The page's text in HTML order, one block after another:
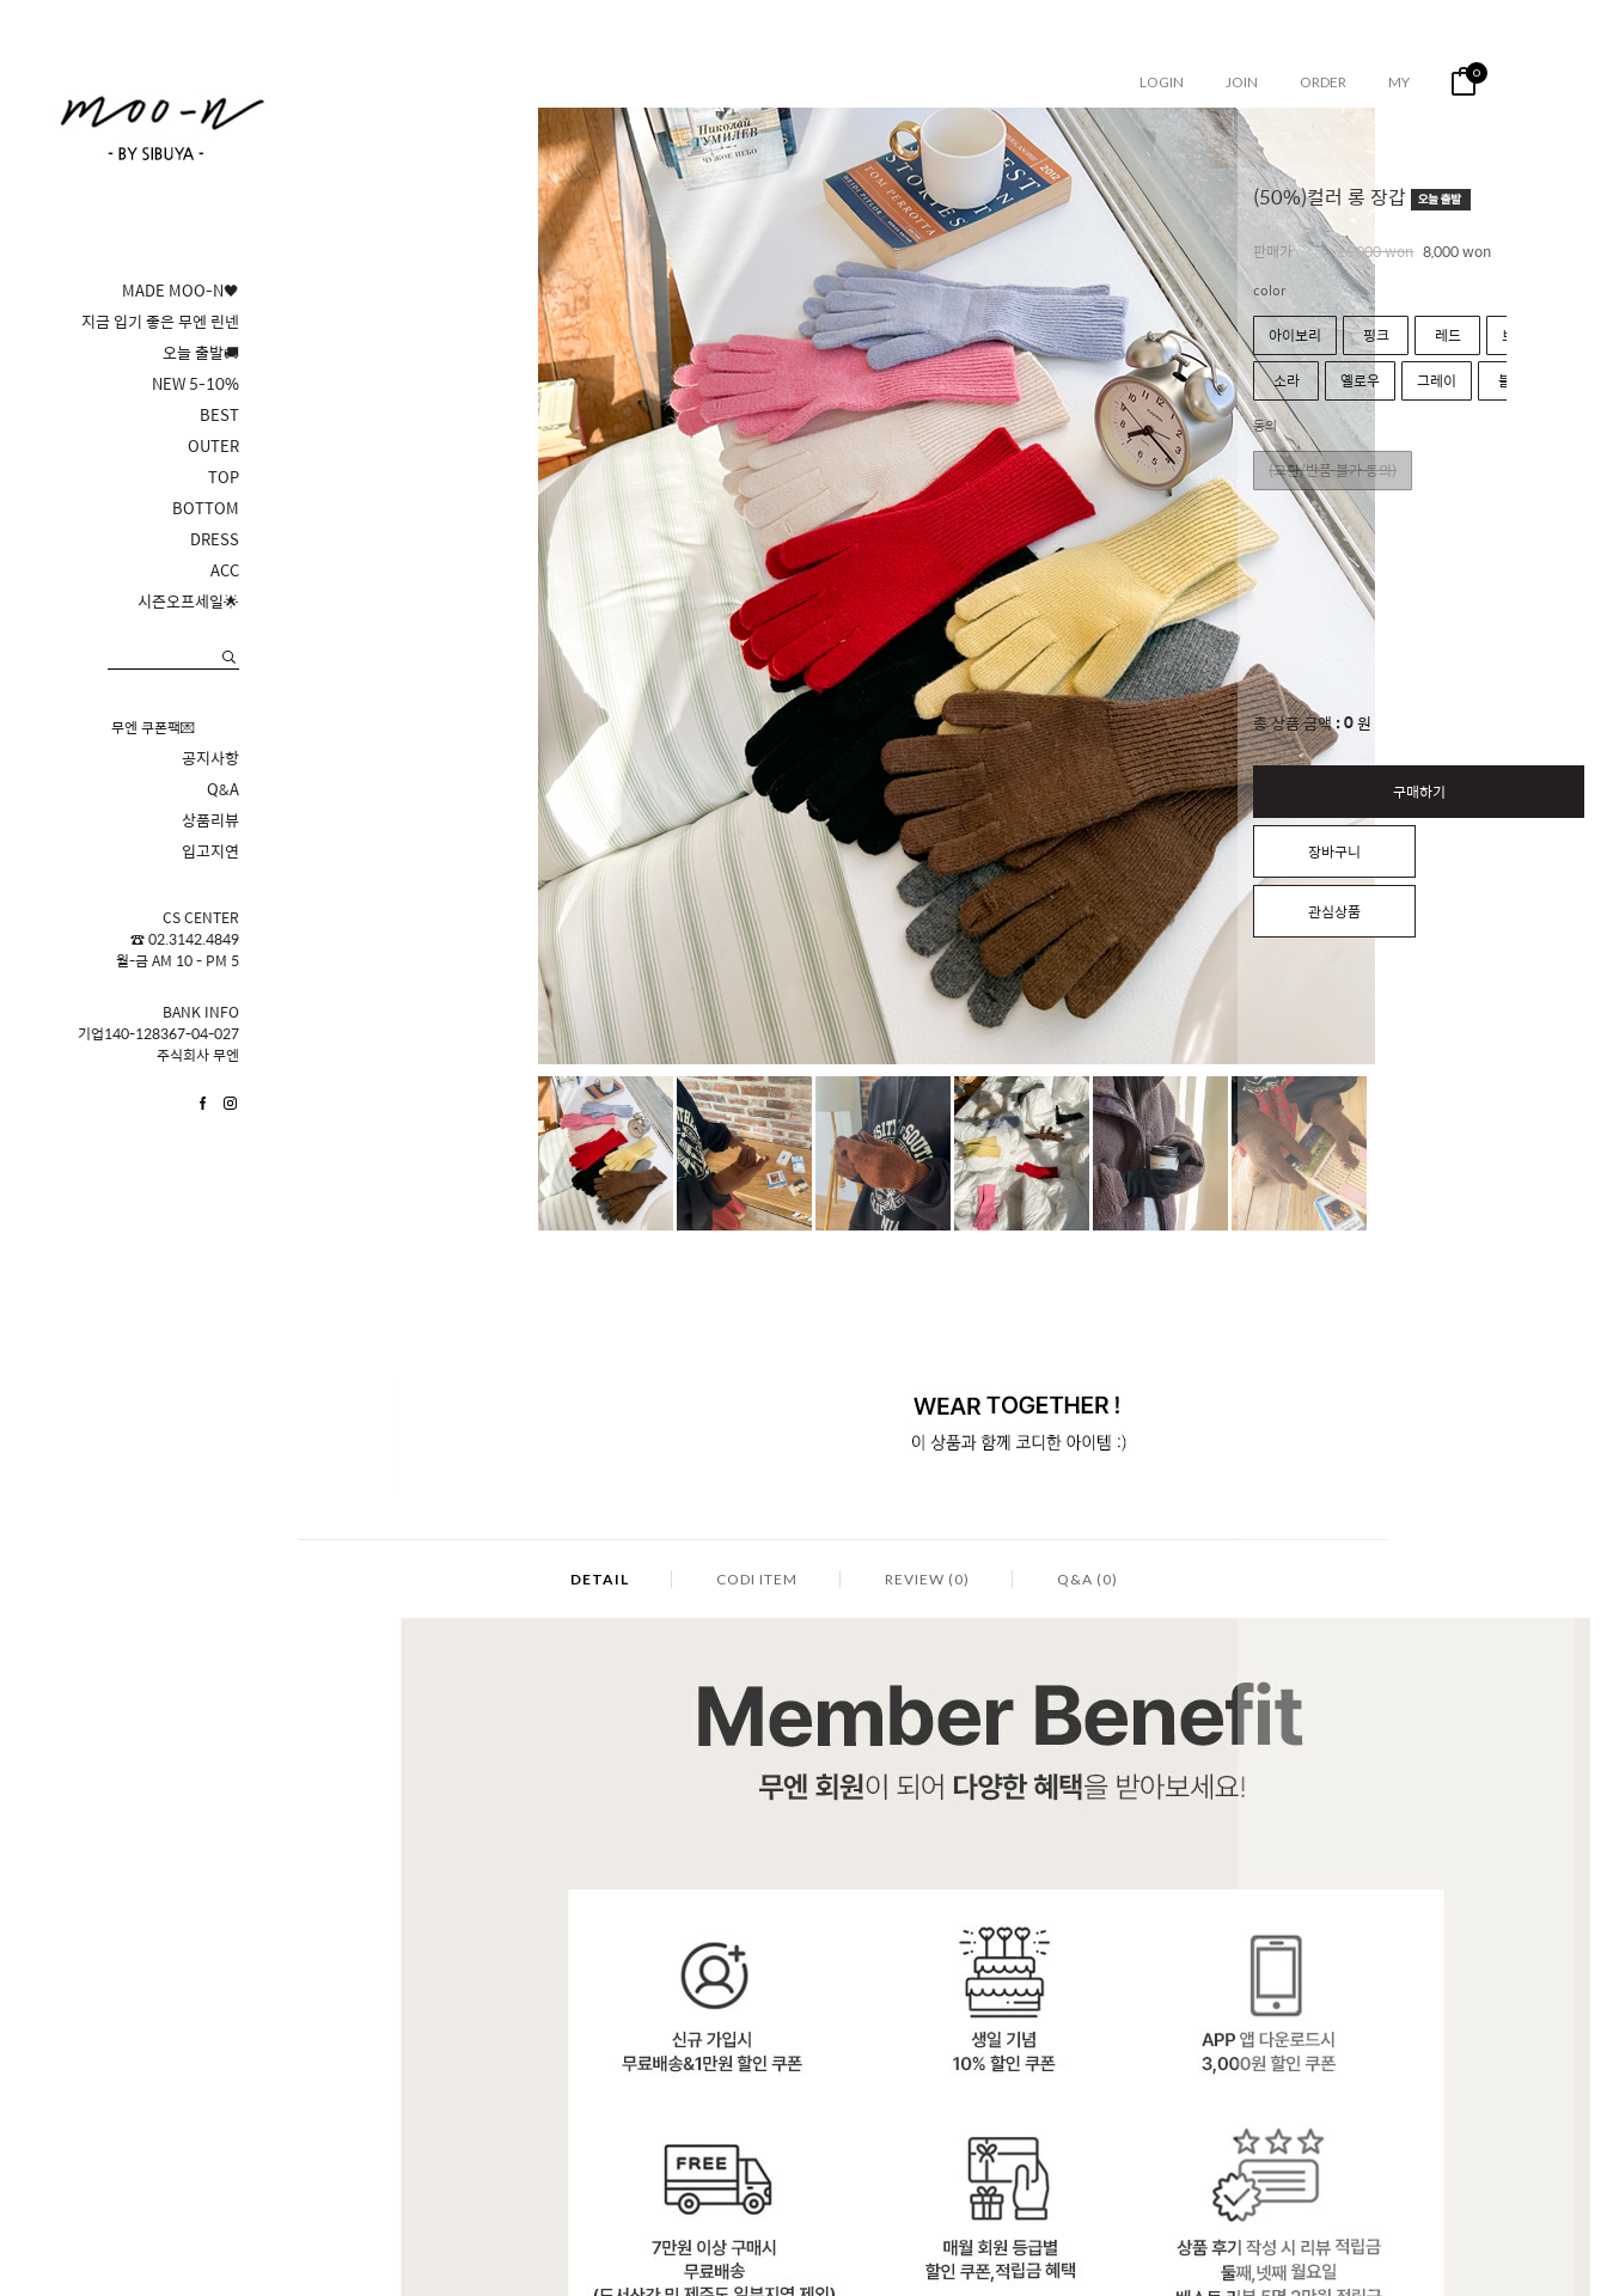
LOGIN JOIN ORDER MY 0
MADE MOO-N🖤
지금 입기 좋은 무엔 린넨
오늘 출발🚚
NEW 5-10%
BEST
OUTER
TOP
BOTTOM
DRESS
ACC
시즌오프세일🌟
무엔 쿠폰팩💌
공지사항
Q&A
상품리뷰
입고지연
CS CENTER
☎ 02.3142.4849
월-금 AM 10 - PM 5
BANK INFO
기업140-128367-04-027
주식회사 무엔
(50%)컬러 롱 장갑
판매가 16,000 won 8,000 won
color
아이보리 핑크 레드 브라운
소라 옐로우 그레이 블랙
동의
(교환/반품 불가 동의)
총 상품 금액 0원
구매하기
장바구니
관심상품
DETAIL CODI ITEM REVIEW (0) Q&A (0)